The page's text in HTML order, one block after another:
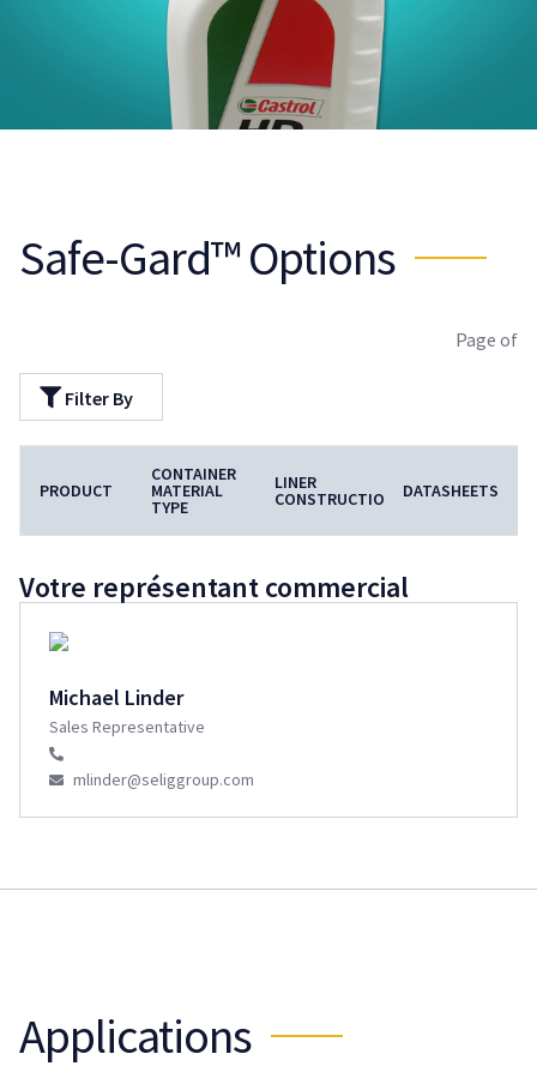
Safe-Gard™ Options
Page of
Filter By
PRODUCT
CONTAINER
MATERIAL
TYPE
LINER
CONSTRUCTION
REMOVAL
DATASHEETS
Votre représentant commercial
Michael Linder
Sales Representative
mlinder@seliggroup.com
Applications